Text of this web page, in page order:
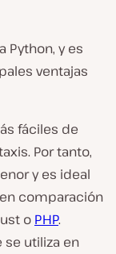
Python, y es
ventajas
fáciles de
Por tanto,
y es ideal
comparación
o PHP.
se utiliza en